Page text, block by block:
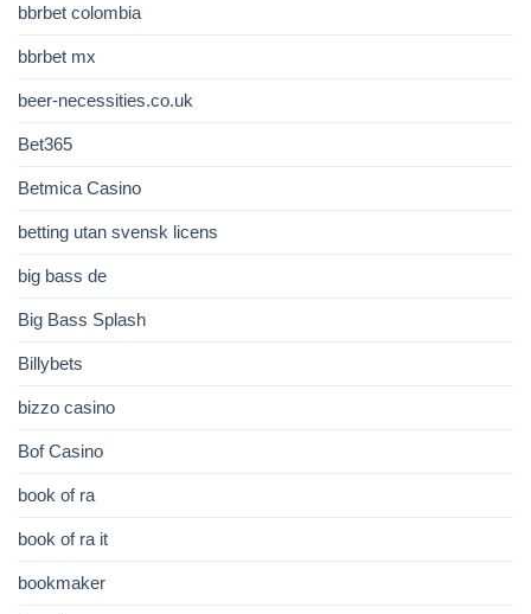
bbrbet colombia
bbrbet mx
beer-necessities.co.uk
Bet365
Betmica Casino
betting utan svensk licens
big bass de
Big Bass Splash
Billybets
bizzo casino
Bof Casino
book of ra
book of ra it
bookmaker